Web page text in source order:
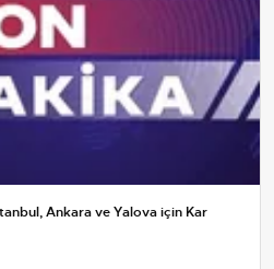
Ankara ve Yalova için Kar